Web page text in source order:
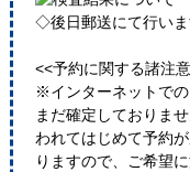
◇後日郵送にて行いま
<<予約に関する諸注
※インターネットで
まだ確定しておりま
われてはじめて予約
りますので、ご希望